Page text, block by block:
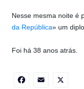
Nesse mesma noite é
da República» um
Foi há 38 anos atrás.